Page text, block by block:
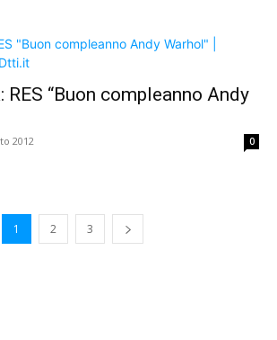
RES “Buon compleanno Andy
2012 0
1 2 3